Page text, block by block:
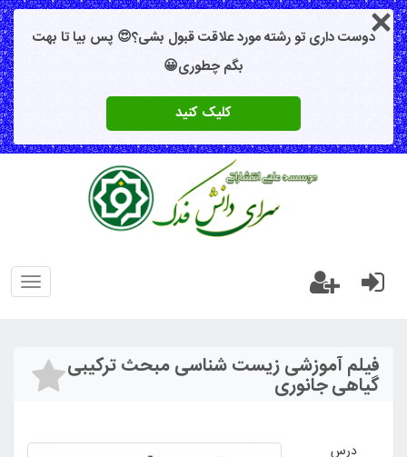
دوست داری تو رشته مورد علاقت قبول بشی؟😍 پس بیا تا بهت
بگم چطوری😀
کلیک کنید
فیلم آموزشی زیست شناسی مبحث ترکیبی
گیاهی جانوری
درس